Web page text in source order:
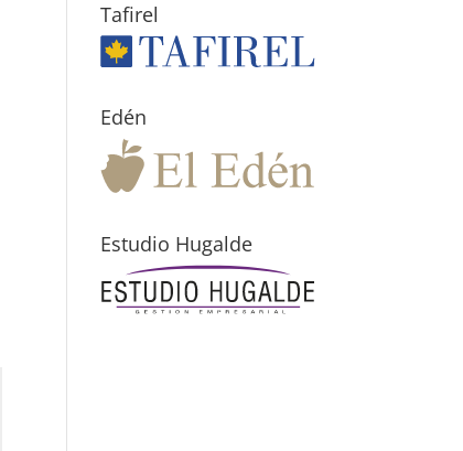
Tafirel
Edén
Estudio Hugalde